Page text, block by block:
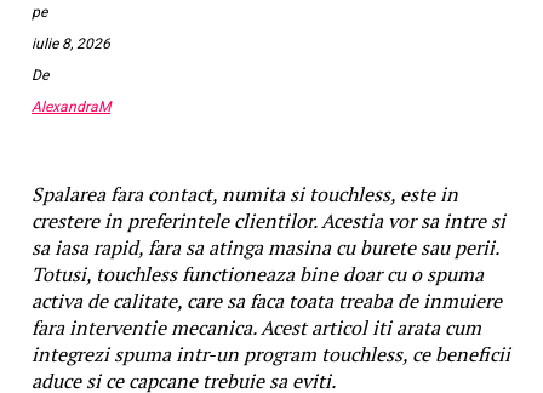
pe
iulie 8, 2026
De
AlexandraM
Spalarea fara contact, numita si touchless, este in
crestere in preferintele clientilor. Acestia vor sa intre si
sa iasa rapid, fara sa atinga masina cu burete sau perii.
Totusi, touchless functioneaza bine doar cu o spuma
activa de calitate, care sa faca toata treaba de inmuiere
fara interventie mecanica. Acest articol iti arata cum
integrezi spuma intr-un program touchless, ce beneficii
aduce si ce capcane trebuie sa eviti.